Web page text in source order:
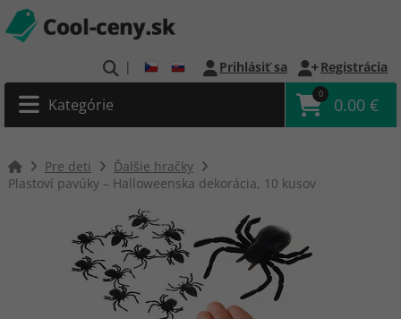
| Prihlásiť sa Registrácia
Kategórie
0
0.00 €
Pre deti
Ďalšie hračky
Plastoví pavúky – Halloweenska dekorácia, 10 kusov